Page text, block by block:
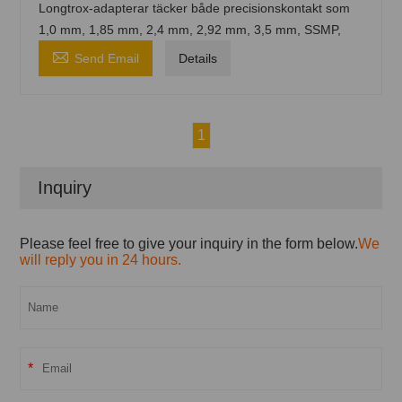
Longtrox-adapterar täcker både precisionskontakt som
1,0 mm, 1,85 mm, 2,4 mm, 2,92 mm, 3,5 mm, SSMP,
 Send Email Details
1
Inquiry
Please feel free to give your inquiry in the form below.We
will reply you in 24 hours.
*